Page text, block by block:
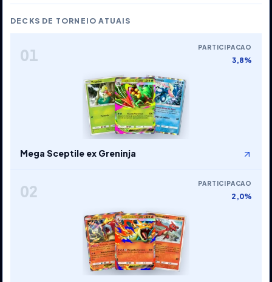
DECKS DE TORNEIO ATUAIS
01 PARTICIPACAO
3,8%
Mega Sceptile ex Greninja
02 PARTICIPACAO
2,0%